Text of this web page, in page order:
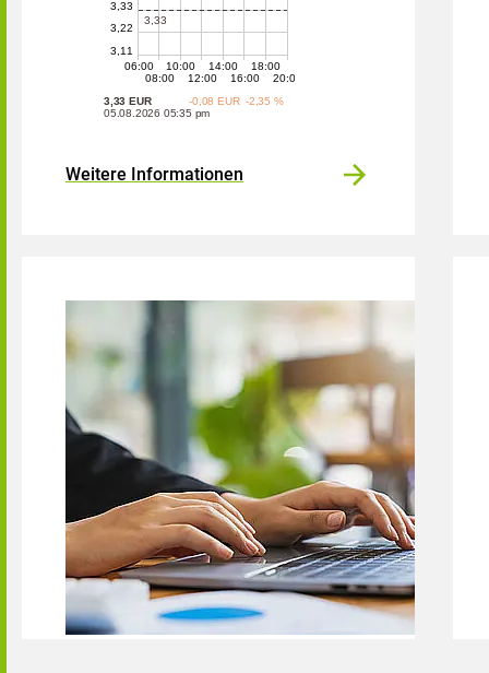
Weitere Informationen
Bild: Investor Laptop